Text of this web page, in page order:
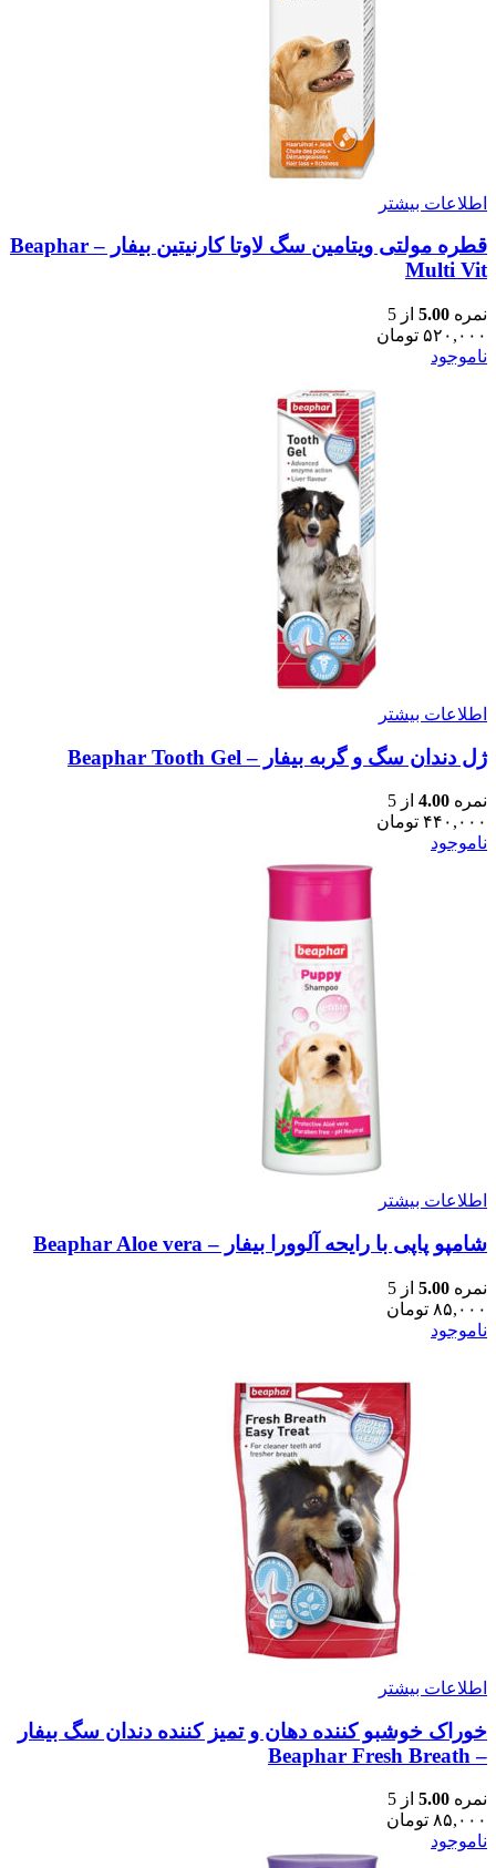
اطلاعات بیشتر
قطره مولتی ویتامین سگ لاوتا کارنیتین بیفار – Beaphar
Multi Vit
نمره 5.00 از 5
۵۲۰,۰۰۰ تومان
ناموجود
اطلاعات بیشتر
ژل دندان سگ و گربه بیفار – Beaphar Tooth Gel
نمره 4.00 از 5
۴۴۰,۰۰۰ تومان
ناموجود
اطلاعات بیشتر
شامپو پاپی با رایحه آلوورا بیفار – Beaphar Aloe vera
نمره 5.00 از 5
۸۵,۰۰۰ تومان
ناموجود
اطلاعات بیشتر
خوراک خوشبو کننده دهان و تمیز کننده دندان سگ بیفار
– Beaphar Fresh Breath
نمره 5.00 از 5
۸۵,۰۰۰ تومان
ناموجود